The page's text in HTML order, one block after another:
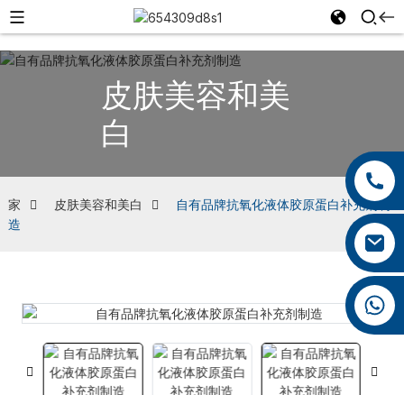
+86 13959222339
+86 0592 5599526
皮肤美容和美
白
家 皮肤美容和美白
自有品牌抗氧化液体胶原蛋白补充剂制
造